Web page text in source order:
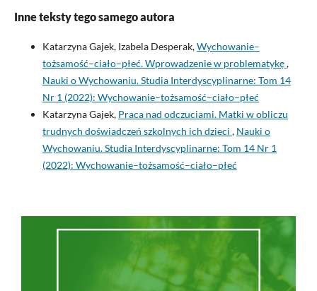
Inne teksty tego samego autora
Katarzyna Gajek, Izabela Desperak,Wychowanie–
tożsamość–ciało–płeć. Wprowadzenie w problematykę,
Nauki o Wychowaniu. Studia Interdyscyplinarne: Tom 14
Nr 1 (2022): Wychowanie–tożsamość–ciało–płeć
Katarzyna Gajek, Praca nad odczuciami. Matki w obliczu
trudnych doświadczeń szkolnych ich dzieci , Nauki o
Wychowaniu. Studia Interdyscyplinarne: Tom 14 Nr 1
(2022): Wychowanie–tożsamość–ciało–płeć